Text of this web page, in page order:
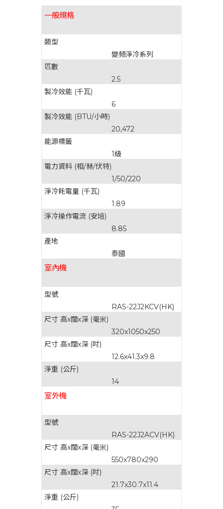
一般規格
類型
變頻淨冷系列
匹數
2.5
製冷效能 (千瓦)
6
製冷效能 (BTU/小時)
20,472
能源標籤
1級
電力資料 (相/赫/伏特)
1/50/220
淨冷耗電量 (千瓦)
1.89
淨冷操作電流 (安培)
8.85
產地
泰國
室內機
型號
RAS-22J2KCV(HK)
尺寸 高x闊x深 (毫米)
320x1050x250
尺寸 高x闊x深 (吋)
12.6x41.3x9.8
淨重 (公斤)
14
室外機
型號
RAS-22J2ACV(HK)
尺寸 高x闊x深 (毫米)
550x780x290
尺寸 高x闊x深 (吋)
21.7x30.7x11.4
淨重 (公斤)